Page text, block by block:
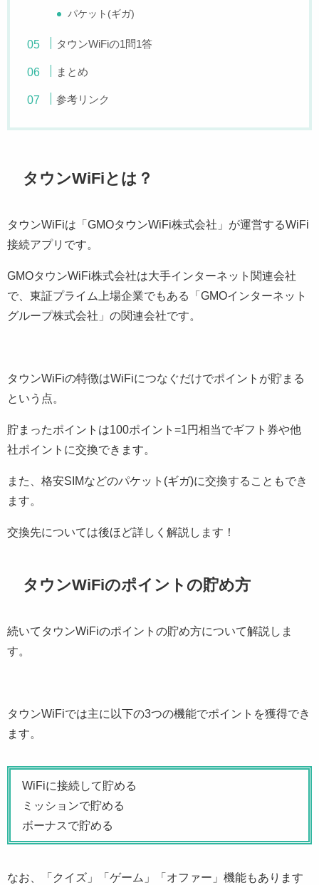
パケット(ギガ)
タウンWiFiの1問1答
まとめ
参考リンク
タウンWiFiとは？
タウンWiFiは「GMOタウンWiFi株式会社」が運営するWiFi
接続アプリです。
GMOタウンWiFi株式会社は大手インターネット関連会社
で、東証プライム上場企業でもある「GMOインターネット
グループ株式会社」の関連会社です。
タウンWiFiの特徴はWiFiにつなぐだけでポイントが貯まる
という点。
貯まったポイントは100ポイント=1円相当でギフト券や他
社ポイントに交換できます。
また、格安SIMなどのパケット(ギガ)に交換することもでき
ます。
交換先については後ほど詳しく解説します！
タウンWiFiのポイントの貯め方
続いてタウンWiFiのポイントの貯め方について解説しま
す。
タウンWiFiでは主に以下の3つの機能でポイントを獲得でき
ます。
WiFiに接続して貯める
ミッションで貯める
ボーナスで貯める
なお、「クイズ」「ゲーム」「オファー」機能もあります